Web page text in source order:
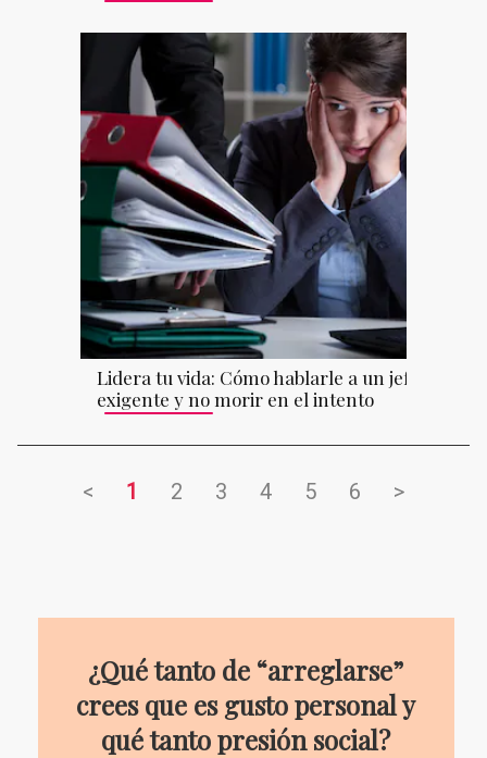
Lidera tu vida: Cómo hablarle a un jefe
exigente y no morir en el intento
< 1 2 3 4 5 6 >
¿Qué tanto de “arreglarse”
crees que es gusto personal y
qué tanto presión social?